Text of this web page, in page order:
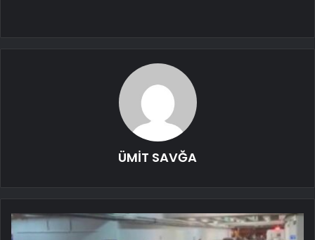
ÜMİT SAVĞA